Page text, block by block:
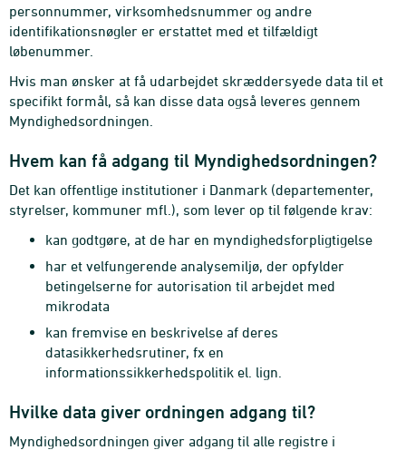
personnummer, virksomhedsnummer og andre
identifikationsnøgler er erstattet med et tilfældigt
løbenummer.
Hvis man ønsker at få udarbejdet skræddersyede data til et
specifikt formål, så kan disse data også leveres gennem
Myndighedsordningen.
Hvem kan få adgang til Myndighedsordningen?
Det kan offentlige institutioner i Danmark (departementer,
styrelser, kommuner mfl.), som lever op til følgende krav:
kan godtgøre, at de har en myndighedsforpligtigelse
har et velfungerende analysemiljø, der opfylder
betingelserne for autorisation til arbejdet med
mikrodata
kan fremvise en beskrivelse af deres
datasikkerhedsrutiner, fx en
informationssikkerhedspolitik el. lign.
Hvilke data giver ordningen adgang til?
Myndighedsordningen giver adgang til alle registre i